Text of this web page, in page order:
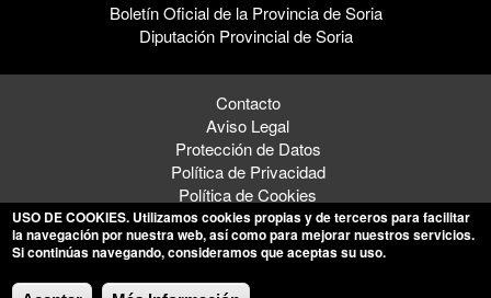
Boletín Oficial de la Provincia de Soria
Diputación Provincial de Soria
Contacto
Aviso Legal
Protección de Datos
Política de Privacidad
Política de Cookies
© 2026 Ayuntamiento de Estepa de San Juan
USO DE COOKIES. Utilizamos cookies propias y de terceros para facilitar
la navegación por nuestra web, así como para mejorar nuestros servicios.
Si continúas navegando, consideramos que aceptas su uso.